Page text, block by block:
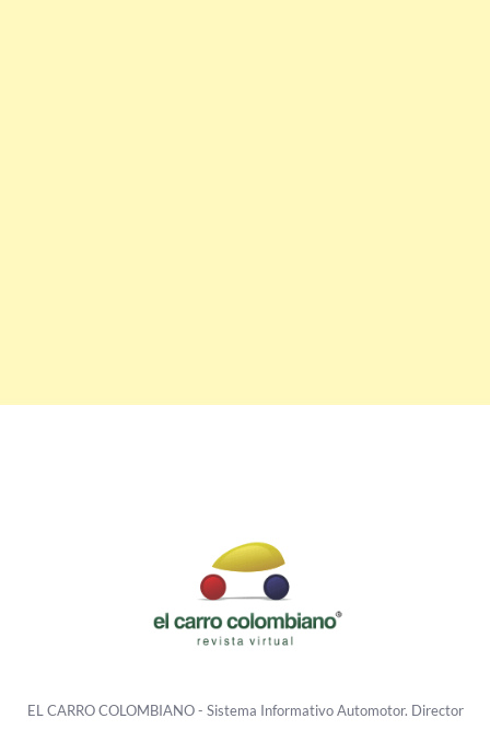
EL CARRO COLOMBIANO - Sistema Informativo Automotor. Director